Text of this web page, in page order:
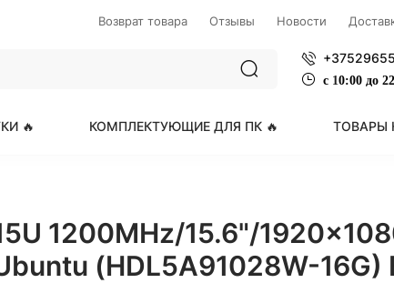
Возврат товара Отзывы Новости
с 1 0:00 до
🔥 КОМПЛЕКТУЮЩИЕ ДЛЯ ПК 🔥 ТОВАРЫ
1200MHz/15.6"/
(HDL5A91028W-16G)